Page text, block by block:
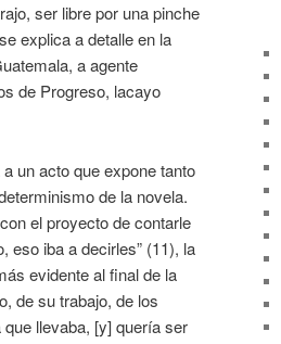
ser libre por una pinche
explica a detalle en la
a agente
de Progreso, lacayo
un acto que expone tanto
de la novela.
el proyecto de contarle
eso iba a decirles” (11), la
evidente al final de la
de su trabajo, de los
llevaba, [y] quería ser